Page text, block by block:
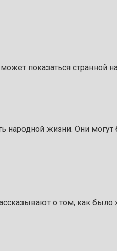
показаться странной
народной жизни. Они
о том, как